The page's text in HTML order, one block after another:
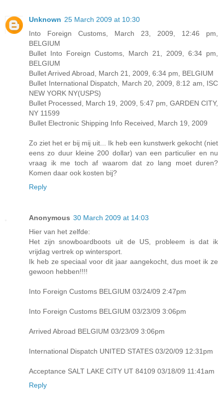
Unknown 25 March 2009 at 10:30
Into Foreign Customs, March 23, 2009, 12:46 pm,
BELGIUM
Bullet Into Foreign Customs, March 21, 2009, 6:34 pm,
BELGIUM
Bullet Arrived Abroad, March 21, 2009, 6:34 pm, BELGIUM
Bullet International Dispatch, March 20, 2009, 8:12 am, ISC
NEW YORK NY(USPS)
Bullet Processed, March 19, 2009, 5:47 pm, GARDEN CITY,
NY 11599
Bullet Electronic Shipping Info Received, March 19, 2009
Zo ziet het er bij mij uit... Ik heb een kunstwerk gekocht (niet
eens zo duur kleine 200 dollar) van een particulier en nu
vraag ik me toch af waarom dat zo lang moet duren?
Komen daar ook kosten bij?
Reply
Anonymous 30 March 2009 at 14:03
Hier van het zelfde:
Het zijn snowboardboots uit de US, probleem is dat ik
vrijdag vertrek op wintersport.
Ik heb ze speciaal voor dit jaar aangekocht, dus moet ik ze
gewoon hebben!!!!
Into Foreign Customs BELGIUM 03/24/09 2:47pm
Into Foreign Customs BELGIUM 03/23/09 3:06pm
Arrived Abroad BELGIUM 03/23/09 3:06pm
International Dispatch UNITED STATES 03/20/09 12:31pm
Acceptance SALT LAKE CITY UT 84109 03/18/09 11:41am
Reply